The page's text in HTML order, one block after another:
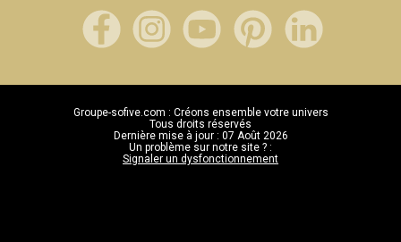
Groupe-sofive.com : Créons ensemble votre univers
Tous droits réservés
Dernière mise à jour : 07 Août 2026
Un problème sur notre site ? :
Signaler un dysfonctionnement